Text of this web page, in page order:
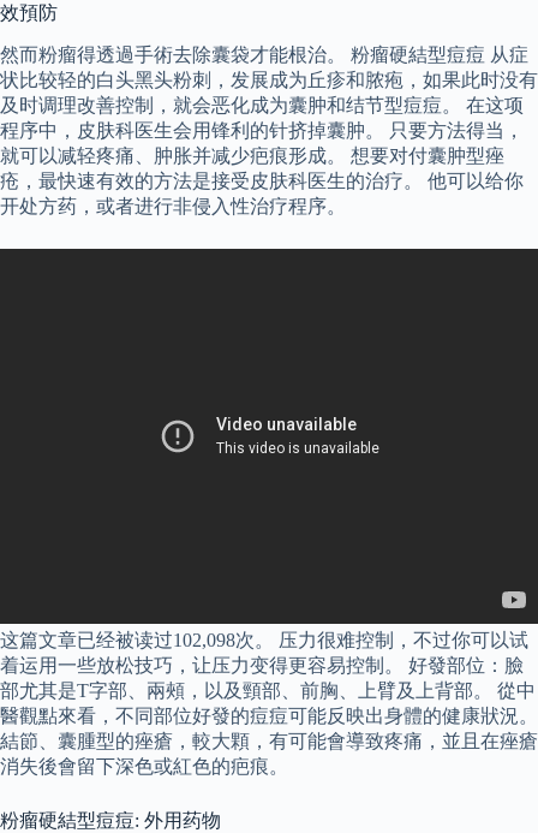
效預防
然而粉瘤得透過手術去除囊袋才能根治。 粉瘤硬結型痘痘 从症
状比较轻的白头黑头粉刺，发展成为丘疹和脓疱，如果此时没有
及时调理改善控制，就会恶化成为囊肿和结节型痘痘。 在这项
程序中，皮肤科医生会用锋利的针挤掉囊肿。 只要方法得当，
就可以减轻疼痛、肿胀并减少疤痕形成。 想要对付囊肿型痤
疮，最快速有效的方法是接受皮肤科医生的治疗。 他可以给你
开处方药，或者进行非侵入性治疗程序。
这篇文章已经被读过102,098次。 压力很难控制，不过你可以试
着运用一些放松技巧，让压力变得更容易控制。 好發部位：臉
部尤其是T字部、兩頰，以及頸部、前胸、上臂及上背部。 從中
醫觀點來看，不同部位好發的痘痘可能反映出身體的健康狀況。
結節、囊腫型的痤瘡，較大顆，有可能會導致疼痛，並且在痤瘡
消失後會留下深色或紅色的疤痕。
粉瘤硬結型痘痘: 外用药物